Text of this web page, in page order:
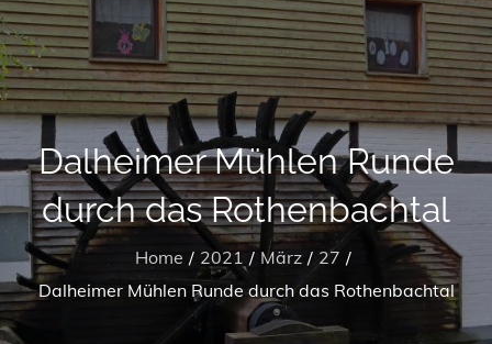
Dalheimer Mühlen Runde
durch das Rothenbachtal
Home 2021 März
27
Dalheimer Mühlen Runde durch das Rothenbachtal